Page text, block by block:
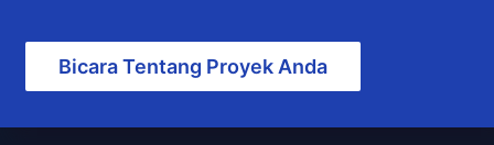
Bicara Tentang Proyek Anda